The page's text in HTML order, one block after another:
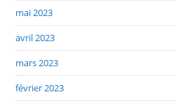
mai 2023
avril 2023
mars 2023
février 2023